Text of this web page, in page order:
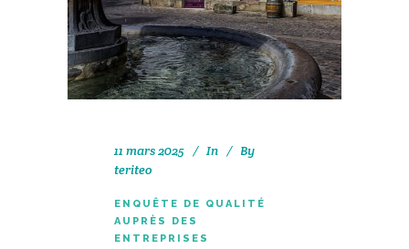
11 mars 2025 In
By
teriteo
ENQUÊTE DE QUALITÉ
AUPRÈS DES
ENTREPRISES